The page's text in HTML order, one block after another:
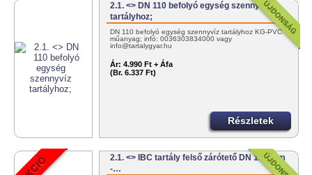
2.1. <> DN 110 befolyó egység szennyvíz
tartályhoz;
DN 110 befolyó egység szennyvíz tartályhoz KG-PVC
műanyag; infó: 0036303834000 vagy
info@tartalygyar.hu
Ár: 4.990 Ft + Áfa
(Br. 6.337 Ft)
Részletek
2.1. <> IBC tartály felső zárótető DN 150 mm
-…